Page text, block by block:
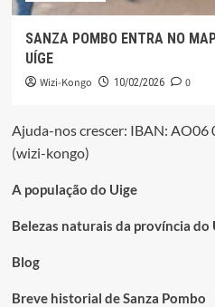
SANZA POMBO ENTRA NO
UÍGE
Wizi-Kongo 10/02/2026 0
Ajuda-nos crescer: IBAN:
(wizi-kongo)
A população do Uige
Belezas naturais da província do
Blog
Breve historial de Sanza Pombo